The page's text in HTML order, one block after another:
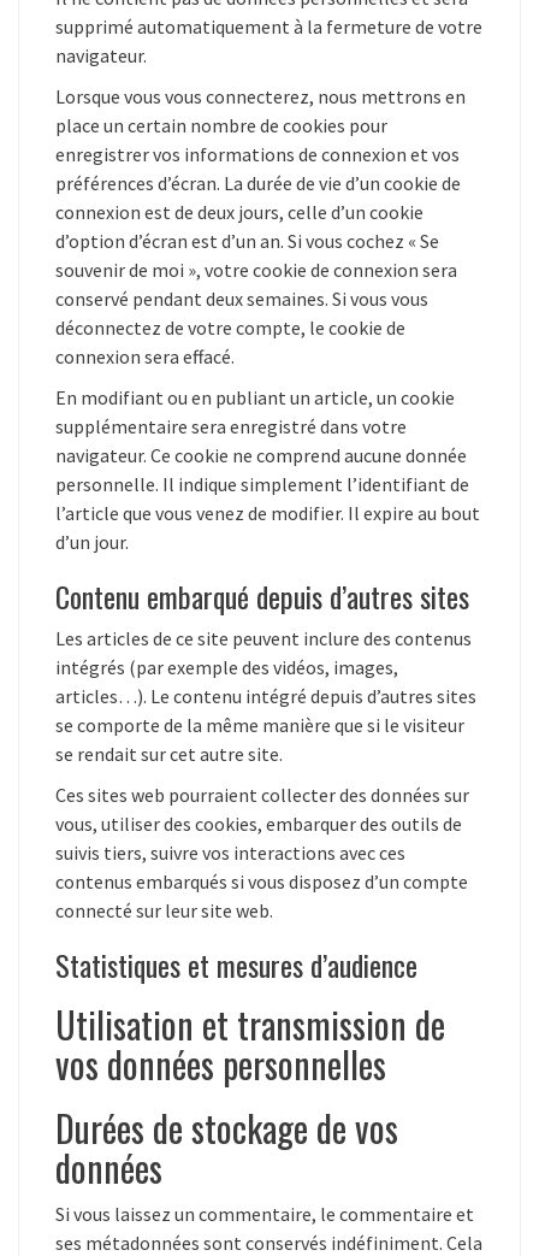
supprimé automatiquement à la fermeture de votre
navigateur.
Lorsque vous vous connecterez, nous mettrons en
place un certain nombre de cookies pour
enregistrer vos informations de connexion et vos
préférences d’écran. La durée de vie d’un cookie de
connexion est de deux jours, celle d’un cookie
d’option d’écran est d’un an. Si vous cochez « Se
souvenir de moi », votre cookie de connexion sera
conservé pendant deux semaines. Si vous vous
déconnectez de votre compte, le cookie de
connexion sera effacé.
En modifiant ou en publiant un article, un cookie
supplémentaire sera enregistré dans votre
navigateur. Ce cookie ne comprend aucune donnée
personnelle. Il indique simplement l’identifiant de
l’article que vous venez de modifier. Il expire au bout
d’un jour.
Contenu embarqué depuis d’autres sites
Les articles de ce site peuvent inclure des contenus
intégrés (par exemple des vidéos, images,
articles…). Le contenu intégré depuis d’autres sites
se comporte de la même manière que si le visiteur
se rendait sur cet autre site.
Ces sites web pourraient collecter des données sur
vous, utiliser des cookies, embarquer des outils de
suivis tiers, suivre vos interactions avec ces
contenus embarqués si vous disposez d’un compte
connecté sur leur site web.
Statistiques et mesures d’audience
Utilisation et transmission de
vos données personnelles
Durées de stockage de vos
données
Si vous laissez un commentaire, le commentaire et
ses métadonnées sont conservés indéfiniment. Cela